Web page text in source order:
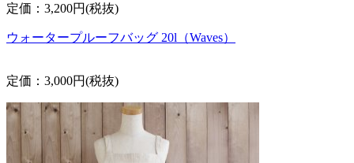
定価：3,200円(税抜)
ウォータープルーフバッグ 20l（Waves）
定価：3,000円(税抜)